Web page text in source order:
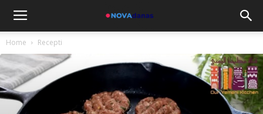
Home Recepti